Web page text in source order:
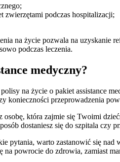
zwierzętami podczas hospitalizacji;
na życie pozwala na uzyskanie
podczas leczenia.
medyczny?
na życie o pakiet assistance
konieczności przeprowadzenia
która zajmie się Twoimi
dostaniesz się do szpitala czy
pytania, warto zastanowić się
na powrocie do zdrowia, zamiast